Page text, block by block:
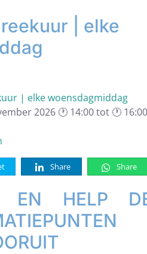
| elke
2026 🕐 14:00 tot 🕐 16:00
Share Share
EN HELP